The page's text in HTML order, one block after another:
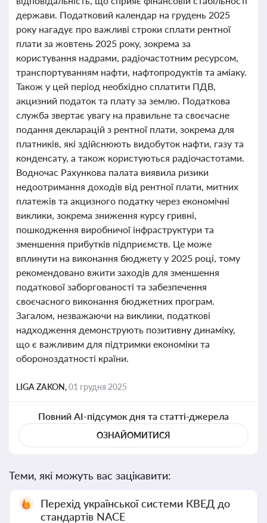
держави. Податковий календар на грудень 2025
року нагадує про важливі строки сплати рентної
плати за жовтень 2025 року, зокрема за
користування надрами, радіочастотним ресурсом,
транспортуванням нафти, нафтопродуктів та аміаку.
Також у цей період необхідно сплатити ПДВ,
акцизний податок та плату за землю. Податкова
служба звертає увагу на правильне та своєчасне
подання декларацій з рентної плати, зокрема для
платників, які здійснюють видобуток нафти, газу та
конденсату, а також користуються радіочастотами.
Водночас Рахункова палата виявила ризики
недоотримання доходів від рентної плати, митних
платежів та акцизного податку через економічні
виклики, зокрема зниження курсу гривні,
пошкодження виробничої інфраструктури та
зменшення прибутків підприємств. Це може
вплинути на виконання бюджету у 2025 році, тому
рекомендовано вжити заходів для зменшення
податкової заборгованості та забезпечення
своєчасного виконання бюджетних програм.
Загалом, незважаючи на виклики, податкові
надходження демонструють позитивну динаміку,
що є важливим для підтримки економіки та
обороноздатності країни.
LIGA ZAKON,01 грудня 2025
Повний AI-підсумок дня та статті-джерела
ОЗНАЙОМИТИСЯ
Теми, які можуть вас зацікавити:
Перехід української системи КВЕД до
стандартів NACE